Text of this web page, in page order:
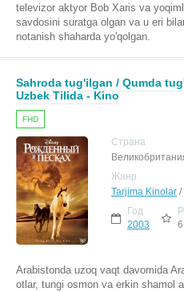
televizor aktyor Bob Xaris va
savdosini suratga olgan va u eri
notanish shaharda yo'qolgan.
Sahroda tug'ilgan / Qumda
Uzbek Tilida - Kino
FHD
Страна
Жанр
Tarjima Kinolar /
Год
2003
Arabistonda uzoq vaqt davomida
otlar, tungi osmon va erkin shamol